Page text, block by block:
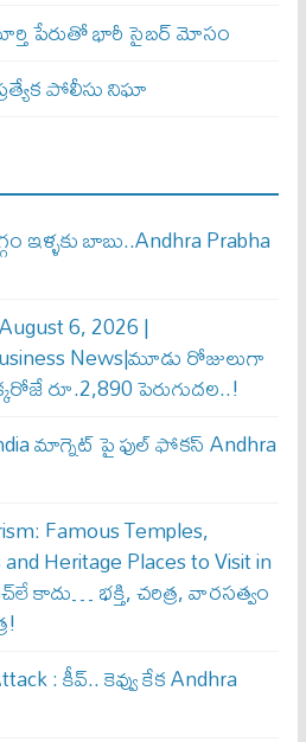
పేరుతో భారీ సైబర్ మోసం
పోలీసు నిఘా
ఇళ్ళ‌కు బాబు..Andhra Prabha
6, 2026 |
News|మూడు రోజులుగా
రూ.2,890 పెరుగుద‌ల‌..!
మాగ్నెట్ పై ఫుల్ ఫోక‌స్ Andhra
Famous Temples,
Heritage Places to Visit in
కాదు… భక్తి, చరిత్ర, వారసత్వం
: కీవ్‌.. కెవ్వు కేక‌ Andhra